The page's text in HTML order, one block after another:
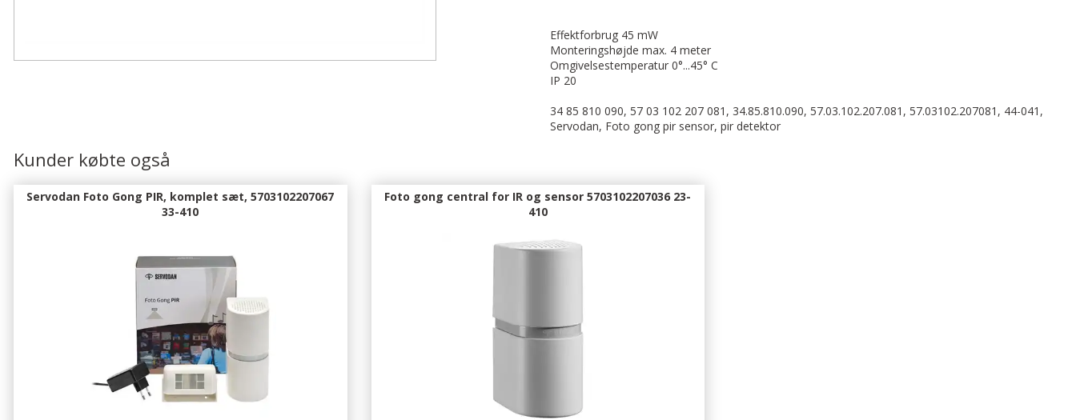
Effektforbrug 45 mW
Monteringshøjde max. 4 meter
Omgivelsestemperatur 0°...45° C
IP 20
34 85 810 090, 57 03 102 207 081, 34.85.810.090, 57.03.102.207.081, 57.03102.207081, 44-041,
Servodan, Foto gong pir sensor, pir detektor
Kunder købte også
Servodan Foto Gong PIR, komplet sæt, 5703102207067
33-410
Foto gong central for IR og sensor 5703102207036 23-
410